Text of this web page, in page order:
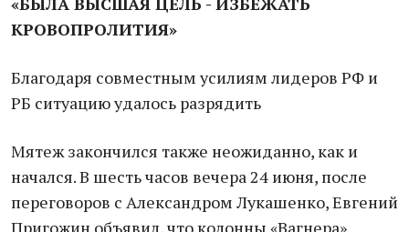
КРОВОПРОЛИТИЯ»
Благодаря совместным усилиям лидеров РФ и
РБ ситуацию удалось разрядить
Мятеж закончился также неожиданно, как и
начался. В шесть часов вечера 24 июня, после
переговоров с Александром Лукашенко, Евгений
Пригожин объявил, что колонны «Вагнера»